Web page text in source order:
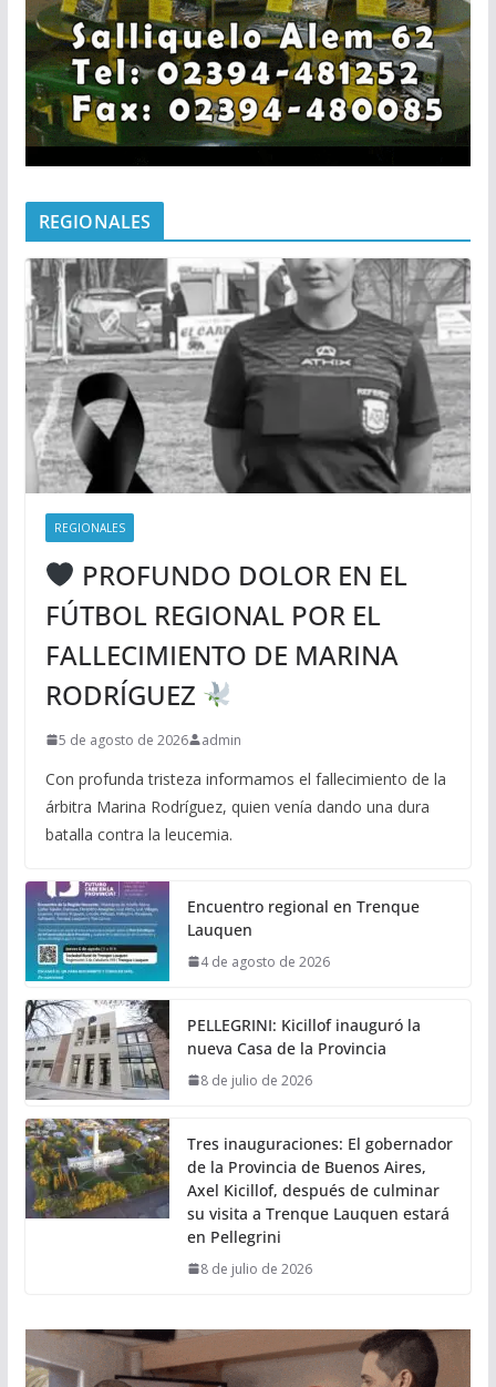
REGIONALES
REGIONALES
PROFUNDO DOLOR EN EL
FÚTBOL REGIONAL POR EL
FALLECIMIENTO DE MARINA
RODRÍGUEZ
5 de agosto de 2026 admin
Con profunda tristeza informamos el fallecimiento de la
árbitra Marina Rodríguez, quien venía dando una dura
batalla contra la leucemia.
Encuentro regional en Trenque
Lauquen
4 de agosto de 2026
PELLEGRINI: Kicillof inauguró la
nueva Casa de la Provincia
8 de julio de 2026
Tres inauguraciones: El gobernador
de la Provincia de Buenos Aires,
Axel Kicillof, después de culminar
su visita a Trenque Lauquen estará
en Pellegrini
8 de julio de 2026